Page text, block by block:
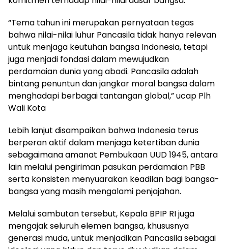
“Tema tahun ini merupakan pernyataan tegas
bahwa nilai-nilai luhur Pancasila tidak hanya relevan
untuk menjaga keutuhan bangsa Indonesia, tetapi
juga menjadi fondasi dalam mewujudkan
perdamaian dunia yang abadi. Pancasila adalah
bintang penuntun dan jangkar moral bangsa dalam
menghadapi berbagai tantangan global,” ucap Plh
Wali Kota
Lebih lanjut disampaikan bahwa Indonesia terus
berperan aktif dalam menjaga ketertiban dunia
sebagaimana amanat Pembukaan UUD 1945, antara
lain melalui pengiriman pasukan perdamaian PBB
serta konsisten menyuarakan keadilan bagi bangsa-
bangsa yang masih mengalami penjajahan.
Melalui sambutan tersebut, Kepala BPIP RI juga
mengajak seluruh elemen bangsa, khususnya
generasi muda, untuk menjadikan Pancasila sebagai